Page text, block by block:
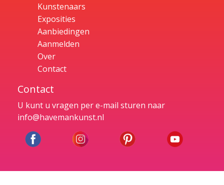
Kunstenaars
Exposities
Aanbiedingen
Aanmelden
Over
Contact
Contact
U kunt u vragen per e-mail sturen naar
info@havemankunst.nl